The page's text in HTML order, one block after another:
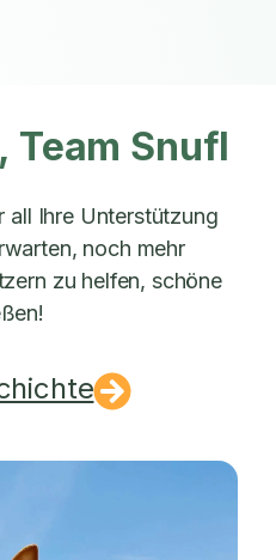
Team Snufl
all Ihre Unterstützung
noch mehr
zu helfen, schöne